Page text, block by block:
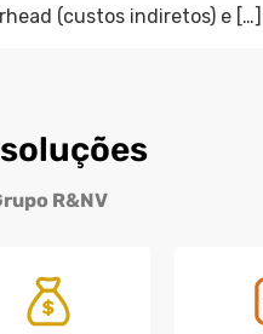
(custos indiretos) e […]
R&NV